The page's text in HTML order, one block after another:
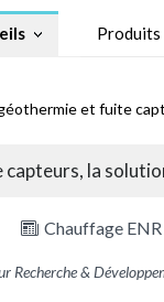
Produits
et fuite
la
Chauffage
Recherche &